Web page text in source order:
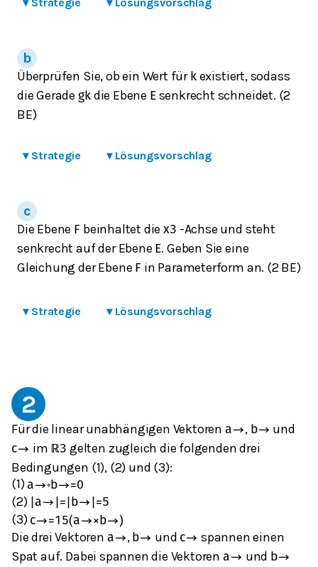
Überprüfen Sie, ob ein Wert für kexistiert, sodass
die Gerade gkdie Ebene Esenkrecht schneidet. (2
BE)
▾ Strategie ▾ Lösungsvorschlag
Die Ebene F beinhaltet diex3 -Achse und steht
senkrecht auf der Ebene E. Geben Sie eine
Gleichung der Ebene F in Parameterform an. (2 BE)
▾ Strategie ▾ Lösungsvorschlag
2
Für die linear unabhängigen Vektoren a→, b→ und
c→ im ℝ3 gelten zugleich die folgenden drei
Bedingungen (1), (2) und (3):
(1)a→∘ b→=0
(2) |a→ = b→ =5
(3) c→=1 5(a→× b→)
Die drei Vektoren a→, b→ und c→ spannen einen
Spat auf. Dabei spannen die Vektoren a→ und b→